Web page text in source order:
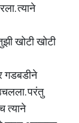
त्याने
खोटी खोटी
गडबडीने
परंतु
त्याने